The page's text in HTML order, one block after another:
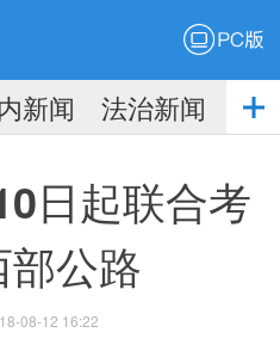
新闻 法治新闻
社
日起联合考
公路
08-12 16:22